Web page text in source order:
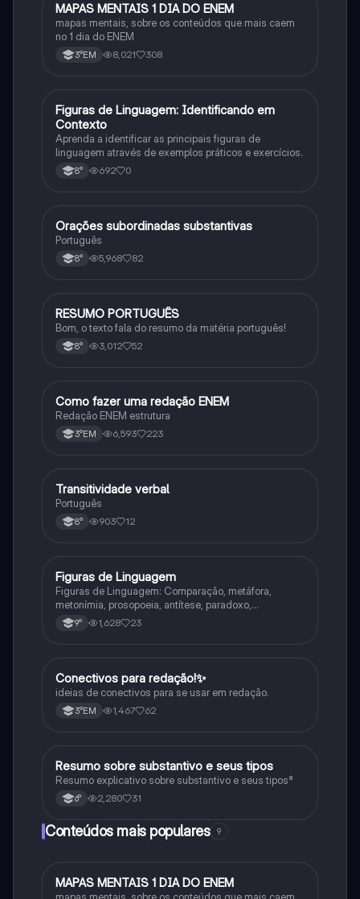
Português
MAPAS MENTAIS 1 DIA DO ENEM
mapas mentais, sobre os conteúdos que mais caem
no 1 dia do ENEM
3°EM 8,021 308
FPortuguês
Figuras de Linguagem: Identificando em
Contexto
Aprenda a identificar as principais figuras de
linguagem através de exemplos práticos e exercícios.
8° 692 0
Português
Orações subordinadas substantivas
Português
8° 5,968 82
Português
RESUMO PORTUGUÊS
Bom, o texto fala do resumo da matéria português!
8° 3,012 52
Português
Como fazer uma redação ENEM
Redação ENEM estrutura
3°EM 6,593 223
Português
Transitividade verbal
Português
8° 903 12
Português
Figuras de Linguagem
Figuras de Linguagem: Comparação, metáfora,
metonímia, prosopoeia, antítese, paradoxo,
eufemismo, hipérbole e onomatopeia
9° 1,628 23
Português
Conectivos para redação!✨
ideias de conectivos para se usar em redação.
3°EM 1,467 62
Português
Resumo sobre substantivo e seus tipos
Resumo explicativo sobre substantivo e seus tipos⁸
6° 2,280 31
Conteúdos mais populares 9
Português
MAPAS MENTAIS 1 DIA DO ENEM